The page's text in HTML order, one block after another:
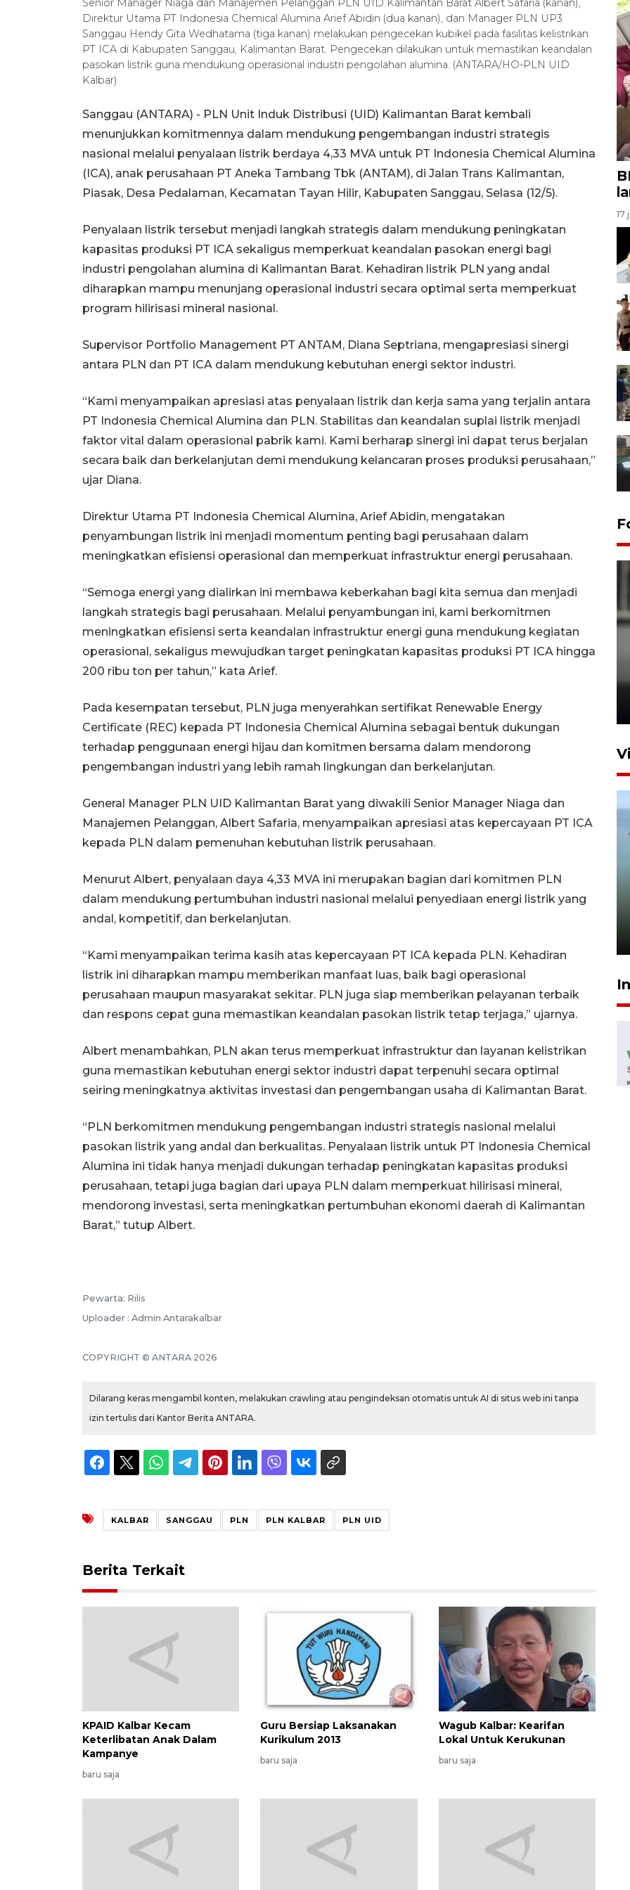
Senior Manager Niaga dan Manajemen Pelanggan PLN UID Kalimantan Barat Albert Safaria (kanan),
Direktur Utama PT Indonesia Chemical Alumina Arief Abidin (dua kanan), dan Manager PLN UP3
Sanggau Hendy Gita Wedhatama (tiga kanan) melakukan pengecekan kubikel pada fasilitas kelistrikan
PT ICA di Kabupaten Sanggau, Kalimantan Barat. Pengecekan dilakukan untuk memastikan keandalan
pasokan listrik guna mendukung operasional industri pengolahan alumina. (ANTARA/HO-PLN UID
Kalbar)
Sanggau (ANTARA) - PLN Unit Induk Distribusi (UID) Kalimantan Barat kembali
menunjukkan komitmennya dalam mendukung pengembangan industri strategis
nasional melalui penyalaan listrik berdaya 4,33 MVA untuk PT Indonesia Chemical Alumina
(ICA), anak perusahaan PT Aneka Tambang Tbk (ANTAM), di Jalan Trans Kalimantan,
Piasak, Desa Pedalaman, Kecamatan Tayan Hilir, Kabupaten Sanggau, Selasa (12/5).
Penyalaan listrik tersebut menjadi langkah strategis dalam mendukung peningkatan
kapasitas produksi PT ICA sekaligus memperkuat keandalan pasokan energi bagi
industri pengolahan alumina di Kalimantan Barat. Kehadiran listrik PLN yang andal
diharapkan mampu menunjang operasional industri secara optimal serta memperkuat
program hilirisasi mineral nasional.
Supervisor Portfolio Management PT ANTAM, Diana Septriana, mengapresiasi sinergi
antara PLN dan PT ICA dalam mendukung kebutuhan energi sektor industri.
“Kami menyampaikan apresiasi atas penyalaan listrik dan kerja sama yang terjalin antara
PT Indonesia Chemical Alumina dan PLN. Stabilitas dan keandalan suplai listrik menjadi
faktor vital dalam operasional pabrik kami. Kami berharap sinergi ini dapat terus berjalan
secara baik dan berkelanjutan demi mendukung kelancaran proses produksi perusahaan,”
ujar Diana.
Direktur Utama PT Indonesia Chemical Alumina, Arief Abidin, mengatakan
penyambungan listrik ini menjadi momentum penting bagi perusahaan dalam
meningkatkan efisiensi operasional dan memperkuat infrastruktur energi perusahaan.
“Semoga energi yang dialirkan ini membawa keberkahan bagi kita semua dan menjadi
langkah strategis bagi perusahaan. Melalui penyambungan ini, kami berkomitmen
meningkatkan efisiensi serta keandalan infrastruktur energi guna mendukung kegiatan
operasional, sekaligus mewujudkan target peningkatan kapasitas produksi PT ICA hingga
200 ribu ton per tahun,” kata Arief.
Pada kesempatan tersebut, PLN juga menyerahkan sertifikat Renewable Energy
Certificate (REC) kepada PT Indonesia Chemical Alumina sebagai bentuk dukungan
terhadap penggunaan energi hijau dan komitmen bersama dalam mendorong
pengembangan industri yang lebih ramah lingkungan dan berkelanjutan.
General Manager PLN UID Kalimantan Barat yang diwakili Senior Manager Niaga dan
Manajemen Pelanggan, Albert Safaria, menyampaikan apresiasi atas kepercayaan PT ICA
kepada PLN dalam pemenuhan kebutuhan listrik perusahaan.
Menurut Albert, penyalaan daya 4,33 MVA ini merupakan bagian dari komitmen PLN
dalam mendukung pertumbuhan industri nasional melalui penyediaan energi listrik yang
andal, kompetitif, dan berkelanjutan.
“Kami menyampaikan terima kasih atas kepercayaan PT ICA kepada PLN. Kehadiran
listrik ini diharapkan mampu memberikan manfaat luas, baik bagi operasional
perusahaan maupun masyarakat sekitar. PLN juga siap memberikan pelayanan terbaik
dan respons cepat guna memastikan keandalan pasokan listrik tetap terjaga,” ujarnya.
Albert menambahkan, PLN akan terus memperkuat infrastruktur dan layanan kelistrikan
guna memastikan kebutuhan energi sektor industri dapat terpenuhi secara optimal
seiring meningkatnya aktivitas investasi dan pengembangan usaha di Kalimantan Barat.
“PLN berkomitmen mendukung pengembangan industri strategis nasional melalui
pasokan listrik yang andal dan berkualitas. Penyalaan listrik untuk PT Indonesia Chemical
Alumina ini tidak hanya menjadi dukungan terhadap peningkatan kapasitas produksi
perusahaan, tetapi juga bagian dari upaya PLN dalam memperkuat hilirisasi mineral,
mendorong investasi, serta meningkatkan pertumbuhan ekonomi daerah di Kalimantan
Barat,” tutup Albert.
Pewarta: Rilis
Uploader : Admin Antarakalbar
COPYRIGHT © ANTARA 2026
Dilarang keras mengambil konten, melakukan crawling atau pengindeksan otomatis untuk AI di situs web ini tanpa
izin tertulis dari Kantor Berita ANTARA.
KALBAR SANGGAU PLN PLN KALBAR PLN UID
Berita Terkait
KPAID Kalbar Kecam
Keterlibatan Anak Dalam
Kampanye
baru saja
Guru Bersiap Laksanakan
Kurikulum 2013
baru saja
Wagub Kalbar: Kearifan
Lokal Untuk Kerukunan
baru saja
17
22 Juli 2026 10:51
Optimalkan aset negara,
Bulog luncurkan kawasan